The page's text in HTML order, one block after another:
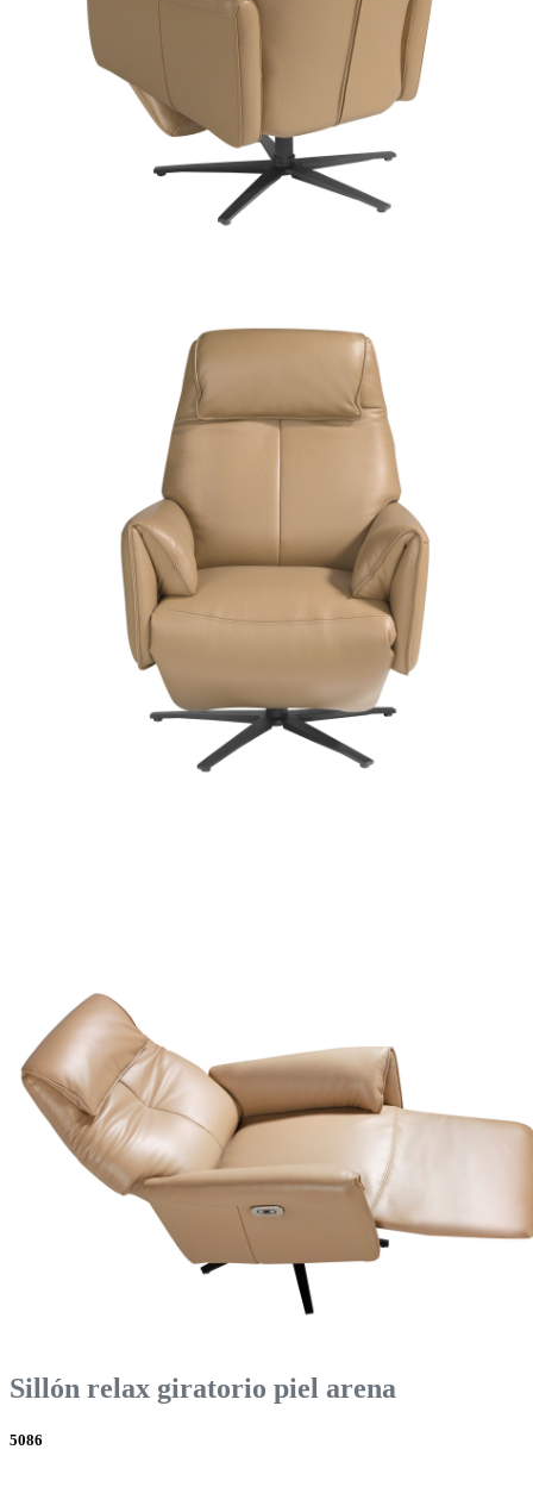
Sillón relax giratorio piel arena
5086